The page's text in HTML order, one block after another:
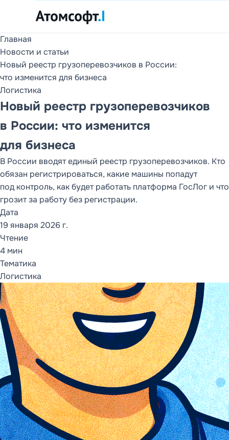
Продукты
Услуги
Внедрение 1С и
DD FLOW
О компании
отзывы и контакты
Новости
РАЗДЕЛ САЙТА
Продукты
1С и DD FLOW
ОТКРЫТЬ РАЗДЕЛ
СОПРОВОЖДЕНИЕ
И СЕРВИСЫ
1С:ИТС
Каталог ИТС
Кому нужен 1С:ИТС
Что включает ИТС
Информационная
система
Сервисы 1С:ИТС
FAQ
Главная
Новости и статьи
Новый реестр грузоперевозчиков в России:
что изменится для бизнеса
Логистика
Новый реестр грузоперевозчиков
в России: что изменится
для бизнеса
В России вводят единый реестр грузоперевозчиков. Кто
обязан регистрироваться, какие машины попадут
под контроль, как будет работать платформа ГосЛог и что
грозит за работу без регистрации.
Дата
19 января 2026 г.
Чтение
4 мин
Тематика
Логистика